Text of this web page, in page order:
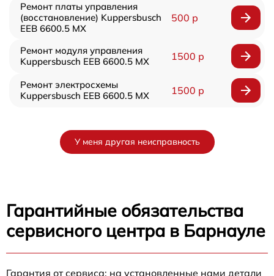
Ремонт платы управления
(восстановление) Kuppersbusch
EEB 6600.5 MX
500 р
Ремонт модуля управления
Kuppersbusch EEB 6600.5 MX
1500 р
Ремонт электросхемы
Kuppersbusch EEB 6600.5 MX
1500 р
У меня другая неисправность
Гарантийные обязательства
сервисного центра в Барнауле
Гарантия от сервиса: на установленные нами детали